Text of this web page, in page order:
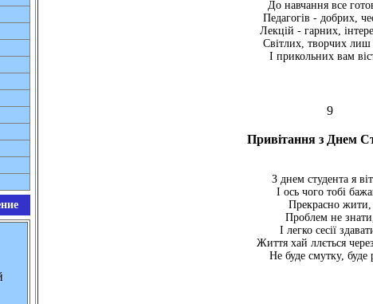
До навчання все
Педагогів - добрих,
Лекцій - гарних,
Світлих, творчих лиш
І прикольних вам
9
Привітання з Днем
З днем ​​студента я
І ось чого тобі
Прекрасно жити,
Проблем не
І легко сесії
Життя хай ллється
Не буде смутку, буде